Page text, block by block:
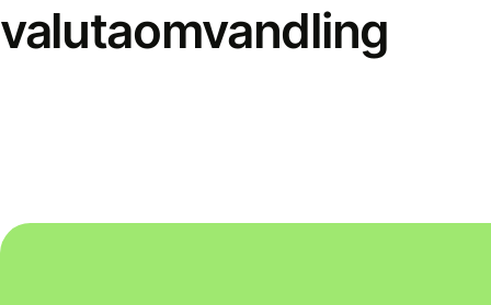
valutaomvandling